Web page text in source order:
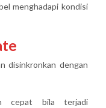
menghadapi kondisi
disinkronkan dengan
cepat bila terjadi